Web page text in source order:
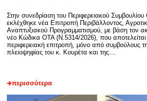
Στην συνεδρίαση του Περιφερειακού
εκλέχθηκε νέα Επιτροπή Περιβάλλοντος,
Αναπτυξιακού Προγραμματισμού, με βάση τον
νέο Κώδικα ΟΤΑ (Ν.5314/2026), που
περιφερειακή επιτροπή, μόνο από συμβούλους
πλειοψηφίας του κ. Κουρέτα και της…
περισσότερα